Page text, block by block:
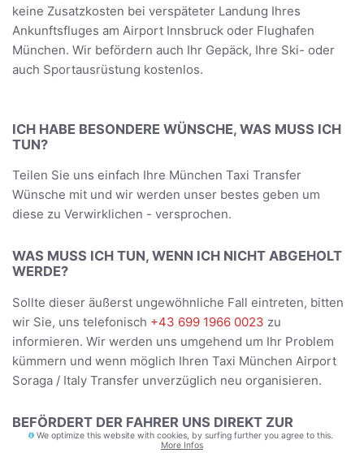
keine Zusatzkosten bei verspäteter Landung Ihres
Ankunftsfluges am Airport Innsbruck oder Flughafen
München. Wir befördern auch Ihr Gepäck, Ihre Ski- oder
auch Sportausrüstung kostenlos.
ICH HABE BESONDERE WÜNSCHE, WAS MUSS ICH
TUN?
Teilen Sie uns einfach Ihre München Taxi Transfer
Wünsche mit und wir werden unser bestes geben um
diese zu Verwirklichen - versprochen.
WAS MUSS ICH TUN, WENN ICH NICHT ABGEHOLT
WERDE?
Sollte dieser äußerst ungewöhnliche Fall eintreten, bitten
wir Sie, uns telefonisch +43 699 1966 0023 zu
informieren. Wir werden uns umgehend um Ihr Problem
kümmern und wenn möglich Ihren Taxi München Airport
Soraga / Italy Transfer unverzüglich neu organisieren.
BEFÖRDERT DER FAHRER UNS DIREKT ZUR
UNTERKUNFT?
We optimize this website with cookies, by surfing further you agree to this.
More Infos